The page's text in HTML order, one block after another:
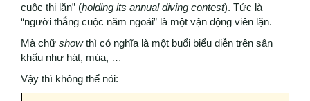
cuộc thi lặn” (holding its annual diving contest). Tức là
“người thắng cuộc năm ngoái” là một vận động viên lặn.
Mà chữ showthì có nghĩa là một buổi biểu diễn trên sân
khấu như hát, múa, …
Vậy thì không thể nói: